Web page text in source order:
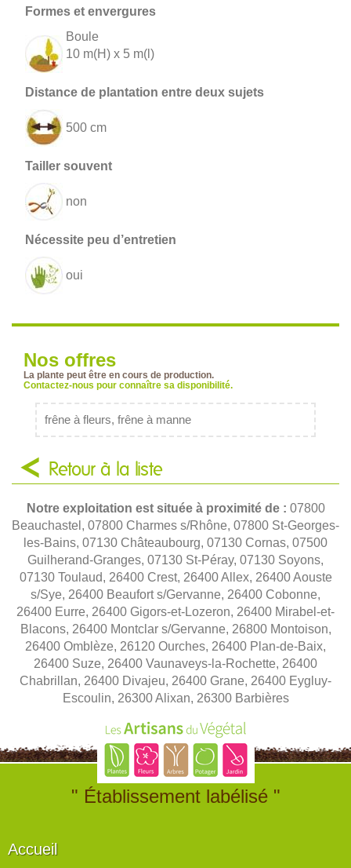
Boule
10 m(H) x 5 m(l)
500 cm
non
oui
Nos offres
La plante peut être en cours de production.
Contactez-nous pour connaître sa disponibilité.
frêne à fleurs, frêne à manne
Retour à la liste
Notre exploitation est située à proximité de : 07800
Beauchastel, 07800 Charmes s/Rhône, 07800 St-Georges-
les-Bains, 07130 Châteaubourg, 07130 Cornas, 07500
Guilherand-Granges, 07130 St-Péray, 07130 Soyons,
07130 Toulaud, 26400 Crest, 26400 Allex, 26400 Aouste
s/Sye, 26400 Beaufort s/Gervanne, 26400 Cobonne,
26400 Eurre, 26400 Gigors-et-Lozeron, 26400 Mirabel-et-
Blacons, 26400 Montclar s/Gervanne, 26800 Montoison,
26400 Omblèze, 26120 Ourches, 26400 Plan-de-Baix,
26400 Suze, 26400 Vaunaveys-la-Rochette, 26400
Chabrillan, 26400 Divajeu, 26400 Grane, 26400 Eygluy-
Escoulin, 26300 Alixan, 26300 Barbières
" Établissement labélisé "
Accueil